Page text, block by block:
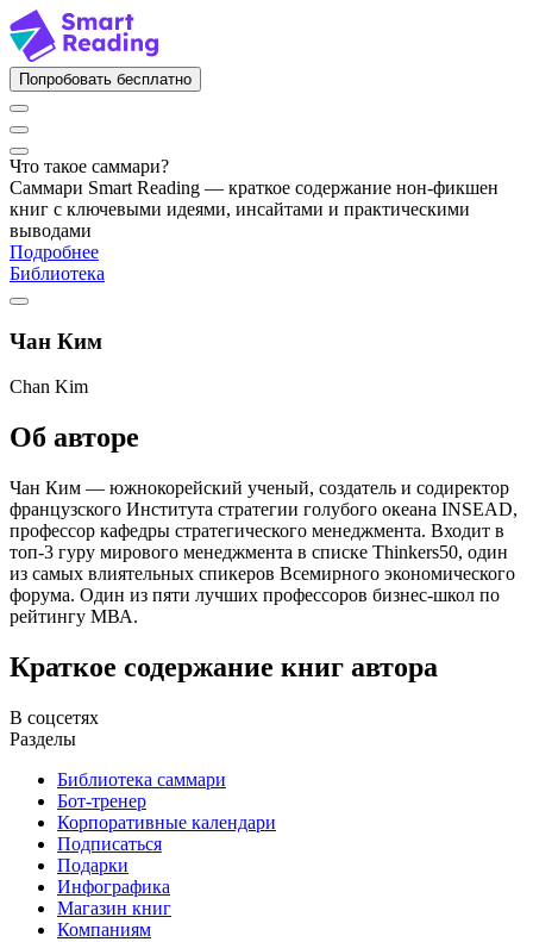
Попробовать бесплатно
Что такое саммари?
Саммари Smart Reading — краткое содержание нон-фикшен
книг с ключевыми идеями, инсайтами и практическими
выводами
Подробнее
Библиотека
Чан Ким
Chan Kim
Об авторе
Чан Ким — южнокорейский ученый, создатель и содиректор
французского Института стратегии голубого океана INSEAD,
профессор кафедры стратегического менеджмента. Входит в
топ-3 гуру мирового менеджмента в списке Thinkers50, один
из самых влиятельных спикеров Всемирного экономического
форума. Один из пяти лучших профессоров бизнес-школ по
рейтингу МВА.
Краткое содержание книг автора
В соцсетях
Разделы
Библиотека саммари
Бот-тренер
Корпоративные календари
Подписаться
Подарки
Инфографика
Магазин книг
Компаниям